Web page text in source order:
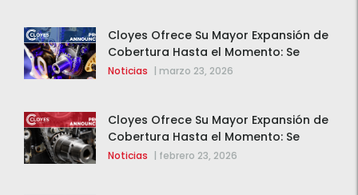
Cloyes Ofrece Su Mayor Expansión de
Cobertura Hasta el Momento: Se
Agregan 123 Nuevos Componentes de
Noticias | marzo 23, 2026
Cloyes Ofrece Su Mayor Expansión de
Cobertura Hasta el Momento: Se
Agregan 123 Nuevos Componentes de
Noticias | febrero 23, 2026